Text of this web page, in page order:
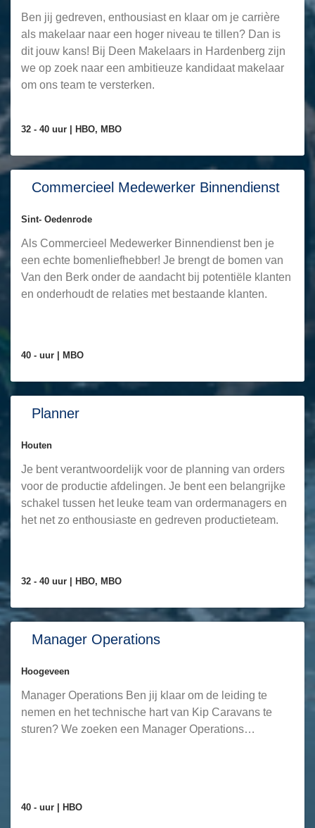
Ben jij gedreven, enthousiast en klaar om je carrière
als makelaar naar een hoger niveau te tillen? Dan is
dit jouw kans! Bij Deen Makelaars in Hardenberg zijn
we op zoek naar een ambitieuze kandidaat makelaar
om ons team te versterken.
32 - 40 uur | HBO, MBO
Commercieel Medewerker Binnendienst
Sint- Oedenrode
Als Commercieel Medewerker Binnendienst ben je
een echte bomenliefhebber! Je brengt de bomen van
Van den Berk onder de aandacht bij potentiële klanten
en onderhoudt de relaties met bestaande klanten.
40 - uur | MBO
Planner
Houten
Je bent verantwoordelijk voor de planning van orders
voor de productie afdelingen. Je bent een belangrijke
schakel tussen het leuke team van ordermanagers en
het net zo enthousiaste en gedreven productieteam.
32 - 40 uur | HBO, MBO
Manager Operations
Hoogeveen
Manager Operations Ben jij klaar om de leiding te
nemen en het technische hart van Kip Caravans te
sturen? We zoeken een Manager Operations…
40 - uur | HBO